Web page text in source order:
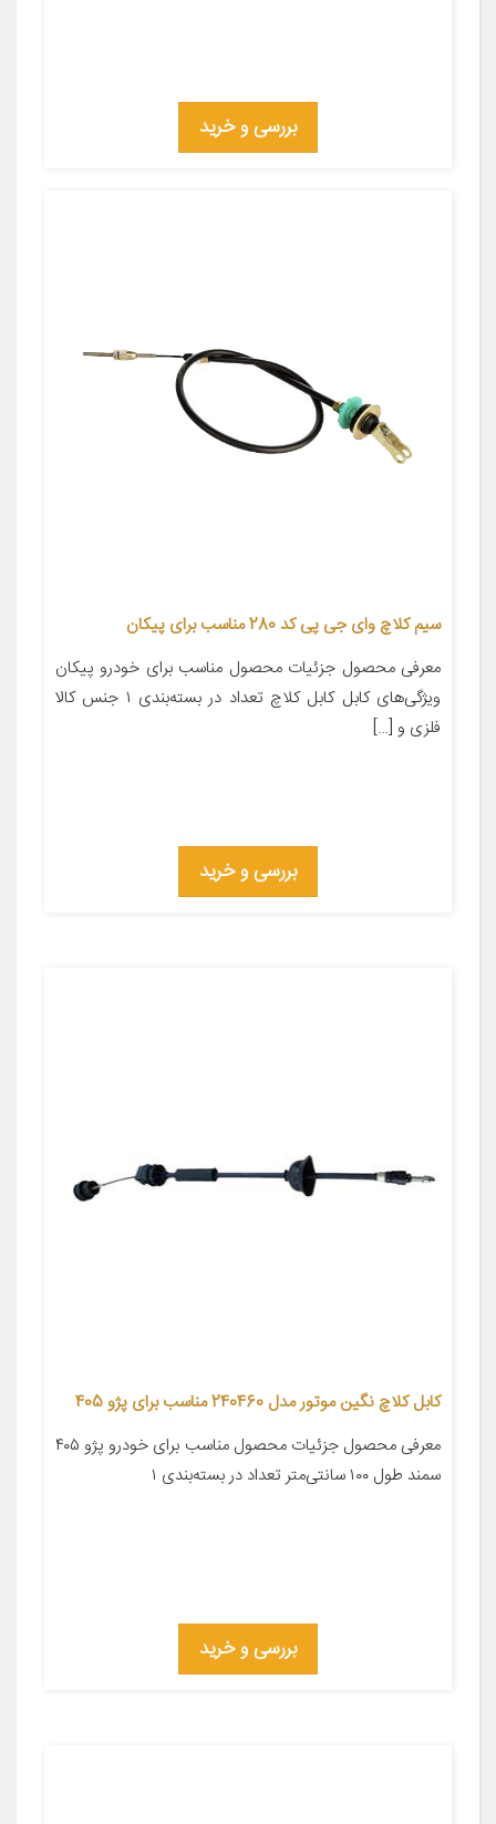
بررسی و خرید
سیم کلاچ وای جی پی کد 280 مناسب برای پیکان
معرفی محصول جزئیات محصول مناسب برای خودرو پیکان
ویژگی‌های کابل کابل کلاچ تعداد در بسته‌بندی ۱ جنس کالا
فلزی و […]
بررسی و خرید
کابل کلاچ نگین موتور مدل 240460 مناسب برای پژو 405
معرفی محصول جزئیات محصول مناسب برای خودرو پژو ۴۰۵
سمند طول ۱۰۰ سانتی‌متر تعداد در بسته‌بندی ۱
بررسی و خرید